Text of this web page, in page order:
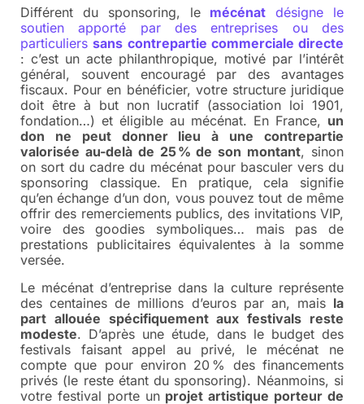
Différent du sponsoring, le mécénat désigne le
soutien apporté par des entreprises ou des
particulierssans contrepartie commerciale directe
: c’est un acte philanthropique, motivé par l’intérêt
général, souvent encouragé par des avantages
fiscaux. Pour en bénéficier, votre structure juridique
doit être à but non lucratif (association loi 1901,
fondation…) et éligible au mécénat. En France, un
don ne peut donner lieu à une contrepartie
valorisée au-delà de 25 % de son montant, sinon
on sort du cadre du mécénat pour basculer vers du
sponsoring classique. En pratique, cela signifie
qu’en échange d’un don, vous pouvez tout de même
offrir des remerciements publics, des invitations VIP,
voire des goodies symboliques… mais pas de
prestations publicitaires équivalentes à la somme
versée.
Le mécénat d’entreprise dans la culture représente
des centaines de millions d’euros par an, mais la
part allouée spécifiquement aux festivals reste
modeste. D’après une étude, dans le budget des
festivals faisant appel au privé, le mécénat ne
compte que pour environ 20 % des financements
privés (le reste étant du sponsoring). Néanmoins, si
votre festival porte un projet artistique porteur de